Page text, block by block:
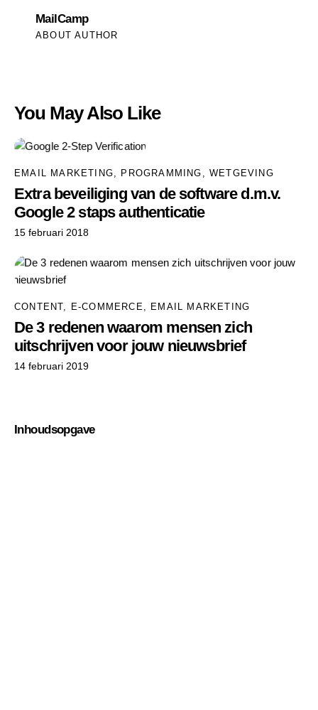
MailCamp
ABOUT AUTHOR
You May Also Like
EMAIL MARKETING, PROGRAMMING ,WETGEVING
Extra beveiliging van de software d.m.v.
Google 2 staps authenticatie
15 februari 2018
CONTENT, E-COMMERCE, EMAIL MARKETING
De 3 redenen waarom mensen zich
uitschrijven voor jouw nieuwsbrief
14 februari 2019
Inhoudsopgave